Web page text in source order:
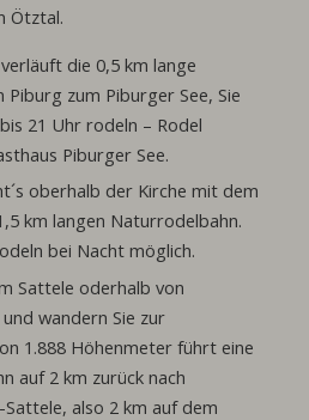
Ötztal.
die 0,5 km lange
Piburg zum Piburger See, Sie
21 Uhr rodeln – Rodel
Piburger See.
oberhalb der Kirche mit dem
km langen Naturrodelbahn.
bei Nacht möglich.
Sattele oderhalb von
wandern Sie zur
1.888 Höhenmeter führt eine
auf 2 km zurück nach
also 2 km auf dem